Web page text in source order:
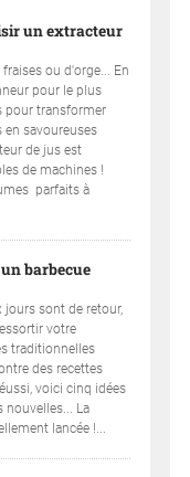
un extracteur
ou d'orge... En
pour le plus
pour transformer
en savoureuses
de jus est
de machines !
parfaits à
barbecue
jours sont de retour,
votre
traditionnelles
des recettes
voici cinq idées
nouvelles... La
lancée !...